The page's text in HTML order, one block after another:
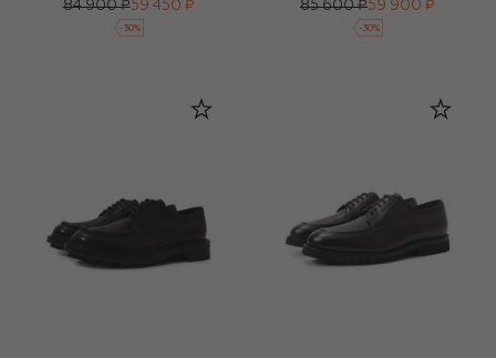
84 900 ₽59 450 ₽
-30%
85 600 ₽59 900 ₽
-30%